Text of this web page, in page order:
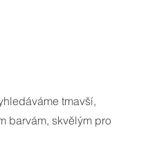
tmavší,
barvám, skvělým pro